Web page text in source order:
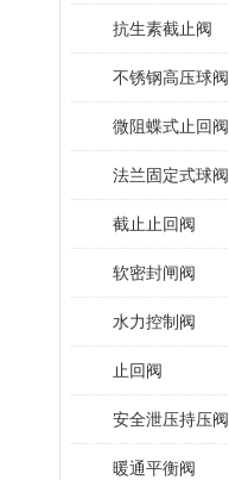
抗生素截止阀
不锈钢高压球阀
微阻蝶式止回阀
法兰固定式球阀
截止止回阀
软密封闸阀
水力控制阀
止回阀
安全泄压持压阀
暖通平衡阀